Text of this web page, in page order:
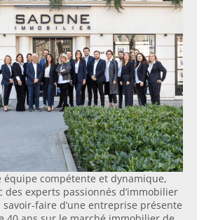
équipe compétente et dynamique,
des experts passionnés d’immobilier
faire d’une entreprise présente